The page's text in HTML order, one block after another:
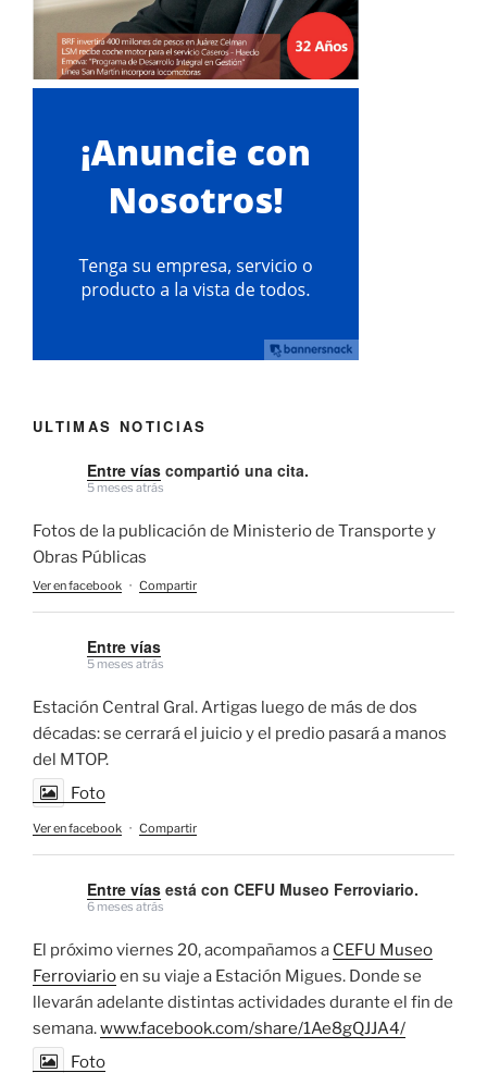
ULTIMAS NOTICIAS
Entre vías compartió una cita.
5 meses atrás
Fotos de la publicación de Ministerio de Transporte y
Obras Públicas
Ver en facebook · Compartir
Entre vías
5 meses atrás
Estación Central Gral. Artigas luego de más de dos
décadas: se cerrará el juicio y el predio pasará a manos
del MTOP.
Foto
Ver en facebook · Compartir
Entre vías está con CEFU Museo Ferroviario.
6 meses atrás
El próximo viernes 20, acompañamos a CEFU Museo
Ferroviarioen su viaje a Estación Migues. Donde se
llevarán adelante distintas actividades durante el fin de
semana.www.facebook.com/share/1Ae8gQJJA4/
Foto